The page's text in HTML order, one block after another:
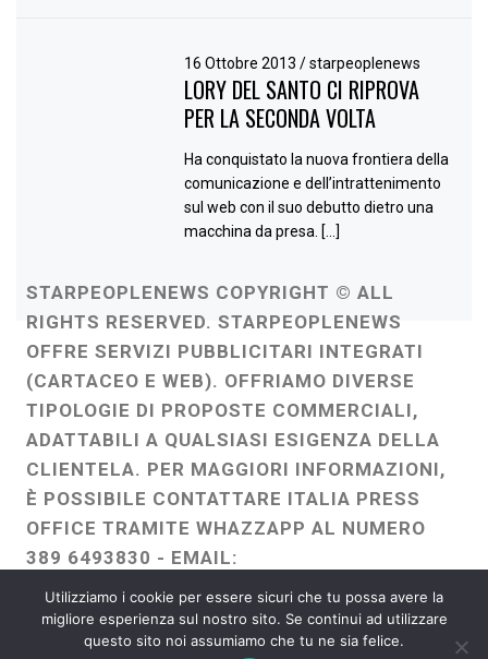
16 Ottobre 2013/ starpeoplenews
LORY DEL SANTO CI RIPROVA
PER LA SECONDA VOLTA
Ha conquistato la nuova frontiera della
comunicazione e dell’intrattenimento
sul web con il suo debutto dietro una
macchina da presa. […]
STARPEOPLENEWS COPYRIGHT © ALL
RIGHTS RESERVED. STARPEOPLENEWS
OFFRE SERVIZI PUBBLICITARI INTEGRATI
(CARTACEO E WEB). OFFRIAMO DIVERSE
TIPOLOGIE DI PROPOSTE COMMERCIALI,
ADATTABILI A QUALSIASI ESIGENZA DELLA
CLIENTELA. PER MAGGIORI INFORMAZIONI,
È POSSIBILE CONTATTARE ITALIA PRESS
OFFICE TRAMITE WHAZZAPP AL NUMERO
389 6493830 - EMAIL:
ITALIAPRESSOFFICE@GMAIL.COM
WEBMASTER :FRANCESCO GENTILE
FREELANCE
Utilizziamo i cookie per essere sicuri che tu possa avere la
migliore esperienza sul nostro sito. Se continui ad utilizzare
questo sito noi assumiamo che tu ne sia felice.